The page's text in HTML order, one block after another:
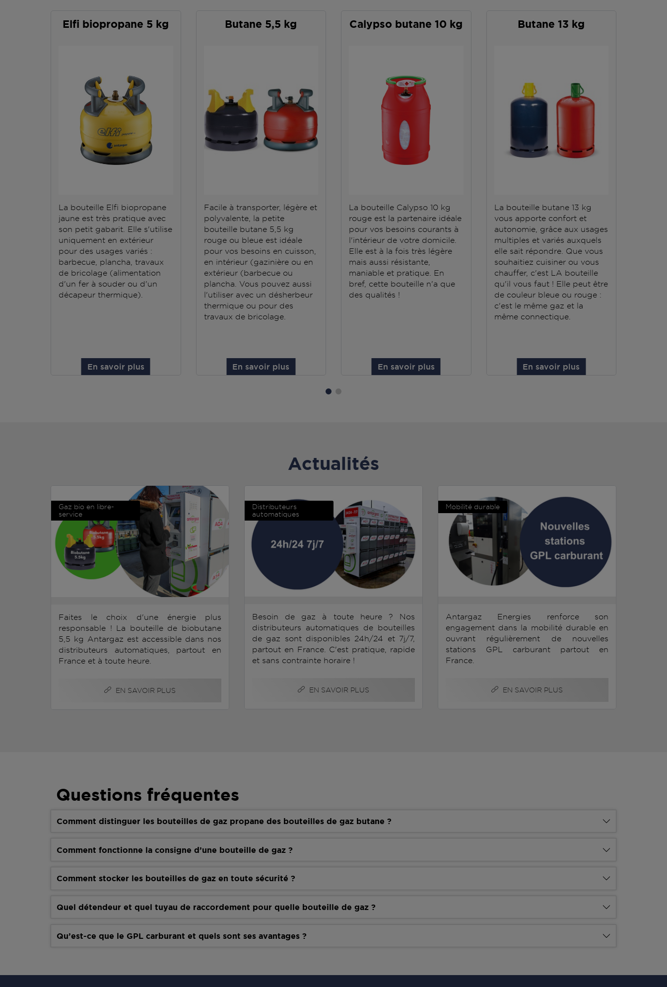
Elfi biopropane 5 kg
La bouteille Elfi biopropane
jaune est très pratique avec
son petit gabarit. Elle s'utilise
uniquement en extérieur
pour des usages variés :
barbecue, plancha, travaux
de bricolage (alimentation
d'un fer à souder ou d'un
décapeur thermique).
En savoir plus
Butane 5,5 kg
Facile à transporter, légère et
polyvalente, la petite
bouteille butane 5,5 kg
rouge ou bleue est idéale
pour vos besoins en cuisson,
en intérieur (gazinière ou en
extérieur (barbecue ou
plancha. Vous pouvez aussi
l'utiliser avec un désherbeur
thermique ou pour des
travaux de bricolage.
En savoir plus
Calypso butane 10 kg
La bouteille Calypso 10 kg
rouge est la partenaire idéale
pour vos besoins courants à
l'intérieur de votre domicile.
Elle est à la fois très légère
mais aussi résistante,
maniable et pratique. En
bref, cette bouteille n'a que
des qualités !
En savoir plus
Butane 13 kg
La bouteille butane 13 kg
vous apporte confort et
autonomie, grâce aux usages
multiples et variés auxquels
elle sait répondre. Que vous
souhaitiez cuisiner ou vous
chauffer, c'est LA bouteille
qu'il vous faut ! Elle peut être
de couleur bleue ou rouge :
c'est le même gaz et la
même connectique.
En savoir plus
Actualités
Gaz bio en libre-
service
Faites le choix d'une énergie plus
responsable ! La bouteille de biobutane
5,5 kg Antargaz est accessible dans nos
distributeurs automatiques, partout en
France et à toute heure.
EN SAVOIR PLUS
Distributeurs
automatiques
Besoin de gaz à toute heure ? Nos
distributeurs automatiques de bouteilles
de gaz sont disponibles 24h/24 et 7j/7,
partout en France. C'est pratique, rapide
et sans contrainte horaire !
EN SAVOIR PLUS
Mobilité durable
Antargaz Energies renforce son
engagement dans la mobilité durable en
ouvrant régulièrement de nouvelles
stations GPL carburant partout en
France.
EN SAVOIR PLUS
Questions fréquentes
Comment distinguer les bouteilles de gaz propane des bouteilles de gaz butane ?
Comment fonctionne la consigne d’une bouteille de gaz ?
Comment stocker les bouteilles de gaz en toute sécurité ?
Quel détendeur et quel tuyau de raccordement pour quelle bouteille de gaz ?
Qu’est-ce que le GPL carburant et quels sont ses avantages ?